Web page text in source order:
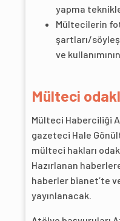
yapma
Mültecilerin
şartları/
ve
Mülteci
Mülteci Haberciliği
gazeteci Hale
mülteci hakları
Hazırlanan
haberler bianet’te
yayınlanacak.